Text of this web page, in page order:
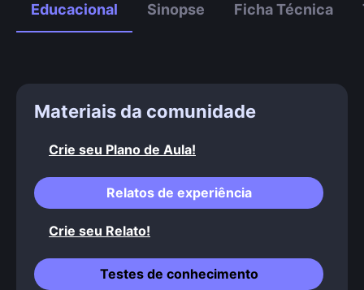
Educacional Sinopse Ficha Técnica
Materiais da comunidade
Crie seu Plano de Aula!
Relatos de experiência
Crie seu Relato!
Testes de conhecimento